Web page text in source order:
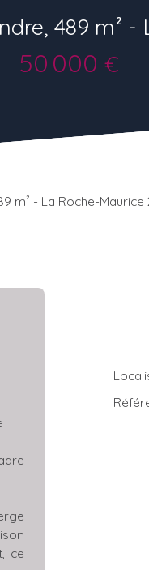
489 m² -
50 000 €
m² - La Roche-Maurice
ce